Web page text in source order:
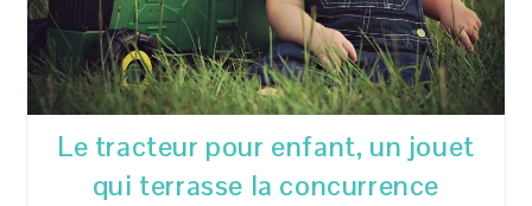
Le tracteur pour enfant, un jouet
qui terrasse la concurrence